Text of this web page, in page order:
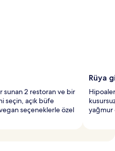
sunan 2 restoran ve bir
seçin, açık büfe
vegan seçeneklerle özel
Rüya
yağmur